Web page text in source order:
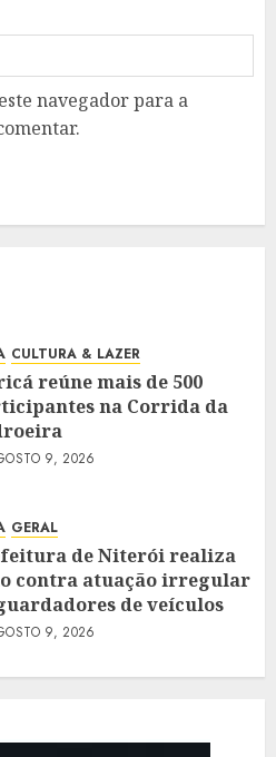
navegador para a
CULTURA & LAZER
reúne mais de 500
na Corrida da
9, 2026
GERAL
de Niterói realiza
contra atuação irregular
de veículos
9, 2026